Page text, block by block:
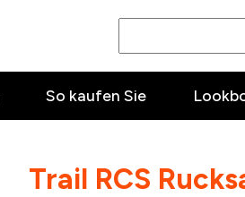
So kaufen Sie
Trail RCS